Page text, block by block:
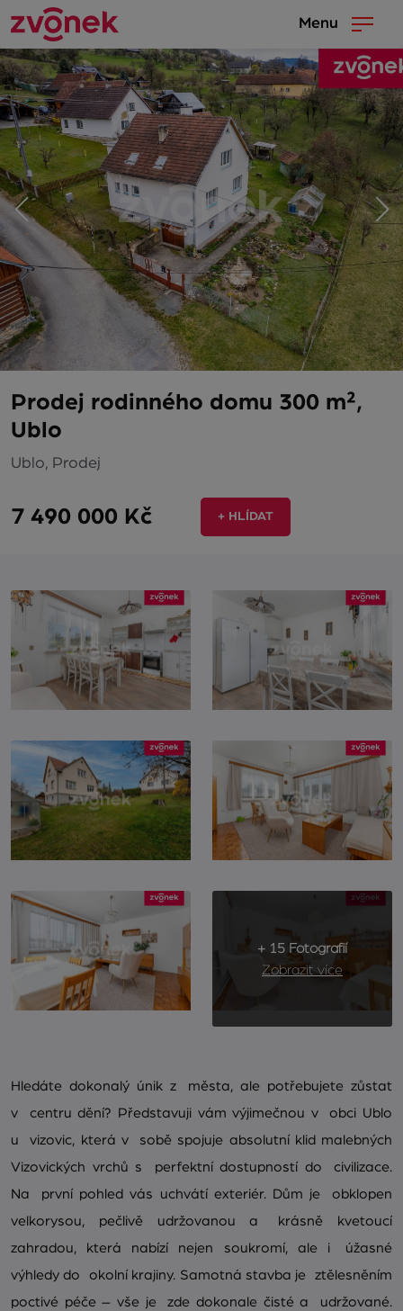
Menu
Prodej rodinného domu 300 m²,
Ublo
Ublo, Prodej
7 490 000 Kč + HLÍDAT
+ 15 Fotografií
Zobrazit více
Hledáte dokonalý únik z města, ale potřebujete zůstat
v centru dění? Představuji vám výjimečnou v obci Ublo
u vizovic, která v sobě spojuje absolutní klid malebných
Vizovických vrchů s perfektní dostupností do civilizace.
Na první pohled vás uchvátí exteriér. Dům je obklopen
velkorysou, pečlivě udržovanou a krásně kvetoucí
zahradou, která nabízí nejen soukromí, ale i úžasné
výhledy do okolní krajiny. Samotná stavba je ztělesněním
poctivé péče – vše je zde dokonale čisté a udržované.